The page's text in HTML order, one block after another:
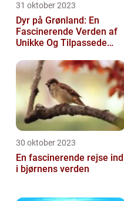
31 oktober 2023
Dyr på Grønland: En
Fascinerende Verden af
Unikke Og Tilpassede
30 oktober 2023
En fascinerende rejse ind
i bjørnens verden